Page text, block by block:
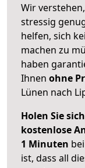
Wir
stressig
helfen, sich
machen zu
haben
Ihnen ohne
Lünen nach
Holen Sie
kostenlose
1 Minuten
ist, dass all